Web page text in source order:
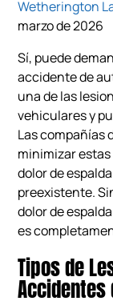
Wetherington
marzo de 2026
Sí, puede
accidente de
una de las
vehiculares y
Las compañías
minimizar
dolor de
preexistente.
dolor de
es
Tipos de
Accidentes